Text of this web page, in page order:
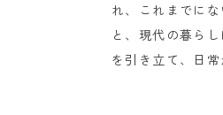
れ、これまでに
と、現代の暮ら
を引き立て、日